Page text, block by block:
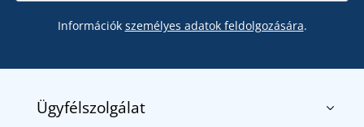
Információk személyes adatok feldolgozására.
Ügyfélszolgálat